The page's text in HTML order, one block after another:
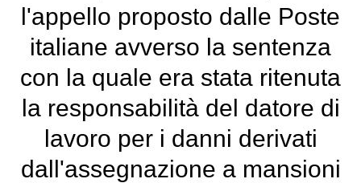
l'appello proposto dalle Poste
italiane avverso la sentenza
con la quale era stata ritenuta
la responsabilità del datore di
lavoro per i danni derivati
dall'assegnazione a mansioni